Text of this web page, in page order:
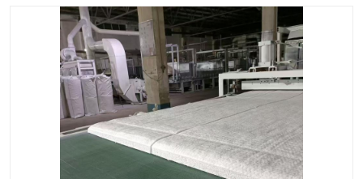
硅酸铝垫片 陶瓷纤维纸
硅酸铝纤维毡 硅酸铝模块
硅酸铝保温棉 硅酸铝板